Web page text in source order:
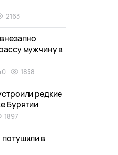
2163
мужчину в
1858
редкие
Бурятии
1897
в